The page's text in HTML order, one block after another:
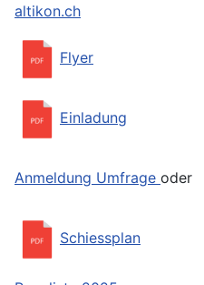
altikon.ch
Flyer
Einladung
Anmeldung Umfrage oder
Schiessplan